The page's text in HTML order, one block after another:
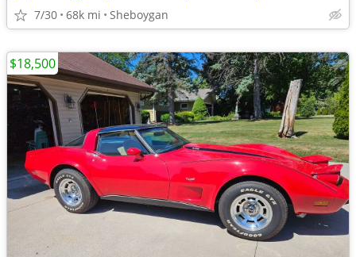
7/30 68k mi Sheboygan
$18,500